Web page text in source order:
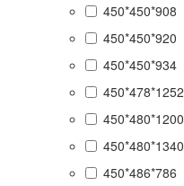
450*450*908
450*450*920
450*450*934
450*478*1252
450*480*1200
450*480*1340
450*486*786